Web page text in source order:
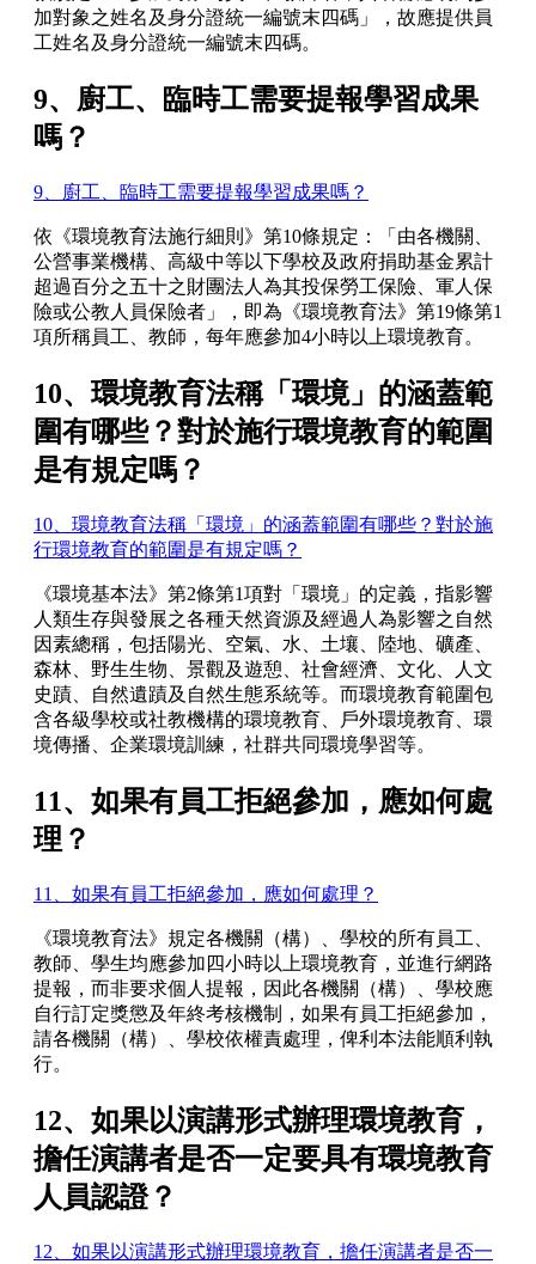
加對象之姓名及身分證統一編號末四碼」，故應提供員
工姓名及身分證統一編號末四碼。
9、廚工、臨時工需要提報學習成果
嗎？
9、廚工、臨時工需要提報學習成果嗎？
依《環境教育法施行細則》第10條規定：「由各機關、
公營事業機構、高級中等以下學校及政府捐助基金累計
超過百分之五十之財團法人為其投保勞工保險、軍人保
險或公教人員保險者」，即為《環境教育法》第19條第1
項所稱員工、教師，每年應參加4小時以上環境教育。
10、環境教育法稱「環境」的涵蓋範
圍有哪些？對於施行環境教育的範圍
是有規定嗎？
10、環境教育法稱「環境」的涵蓋範圍有哪些？對於施
行環境教育的範圍是有規定嗎？
《環境基本法》第2條第1項對「環境」的定義，指影響
人類生存與發展之各種天然資源及經過人為影響之自然
因素總稱，包括陽光、空氣、水、土壤、陸地、礦產、
森林、野生生物、景觀及遊憩、社會經濟、文化、人文
史蹟、自然遺蹟及自然生態系統等。而環境教育範圍包
含各級學校或社教機構的環境教育、戶外環境教育、環
境傳播、企業環境訓練，社群共同環境學習等。
11、如果有員工拒絕參加，應如何處
理？
11、如果有員工拒絕參加，應如何處理？
《環境教育法》規定各機關（構）、學校的所有員工、
教師、學生均應參加四小時以上環境教育，並進行網路
提報，而非要求個人提報，因此各機關（構）、學校應
自行訂定獎懲及年終考核機制，如果有員工拒絕參加，
請各機關（構）、學校依權責處理，俾利本法能順利執
行。
12、如果以演講形式辦理環境教育，
擔任演講者是否一定要具有環境教育
人員認證？
12、如果以演講形式辦理環境教育，擔任演講者是否一